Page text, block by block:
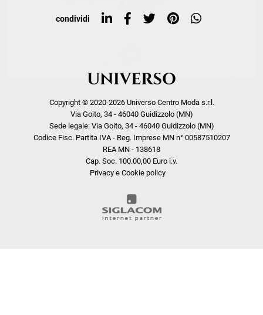
Top ricerche
condividi
Copyright © 2020-2026 Universo Centro Moda s.r.l.
Via Goito, 34 - 46040 Guidizzolo (MN)
Sede legale: Via Goito, 34 - 46040 Guidizzolo (MN)
Codice Fisc. Partita IVA - Reg. Imprese MN n° 00587510207
REA MN - 138618
Cap. Soc. 100.00,00 Euro i.v.
Privacy e Cookie policy